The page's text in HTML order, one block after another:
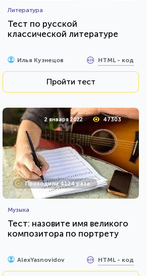
Литература
Тест по русской
классической литературе
Илья Кузнецов HTML - код
Пройти тест
2 января 2022 47303
Проходили 4124 раза
Музыка
Тест: назовите имя великого
композитора по портрету
AlexYasnovidov HTML - код